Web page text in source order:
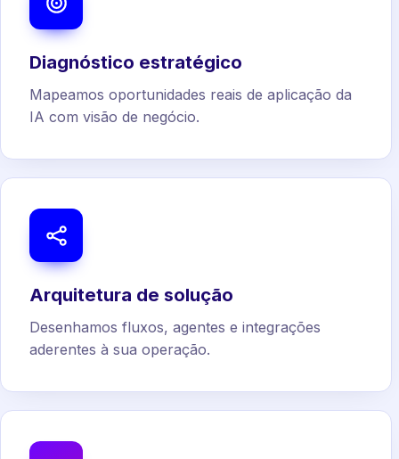
Diagnóstico estratégico
Mapeamos oportunidades reais de aplicação da
IA com visão de negócio.
Arquitetura de solução
Desenhamos fluxos, agentes e integrações
aderentes à sua operação.